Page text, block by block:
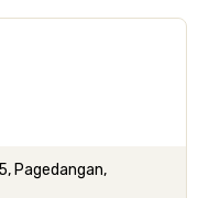
Pagedangan,